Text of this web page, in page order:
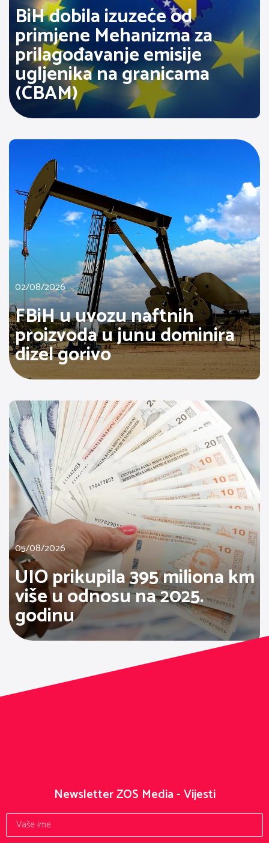
BiH dobila izuzeće od
primjene Mehanizma za
prilagođavanje emisije
ugljenika na granicama
(CBAM)
02/08/2026
FBiH u uvozu naftnih
proizvoda u junu dominira
dizel gorivo
05/08/2026
UIO prikupila 395 miliona km
više u odnosu na 2025.
godinu
Newsletter ZOS Media - Vijesti